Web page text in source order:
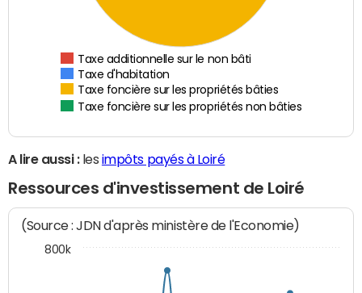
Taxe additionnelle sur le non bâti
Taxe d'habitation
Taxe foncière sur les propriétés bâties
Taxe foncière sur les propriétés non bâties
A lire aussi :les impôts payés à Loiré
Ressources d'investissement de Loiré
(Source : JDN d'après ministère de l'Economie)
800k